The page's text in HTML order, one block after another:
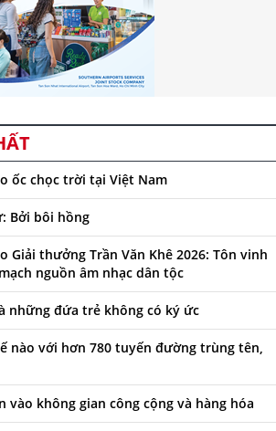
ốc chọc trời tại Việt Nam
Bởi bôi hồng
Giải thưởng Trần Văn Khê 2026: Tôn vinh
nguồn âm nhạc dân tộc
những đứa trẻ không có ký ức
nào với hơn 780 tuyến đường trùng tên,
vào không gian công cộng và hàng hóa